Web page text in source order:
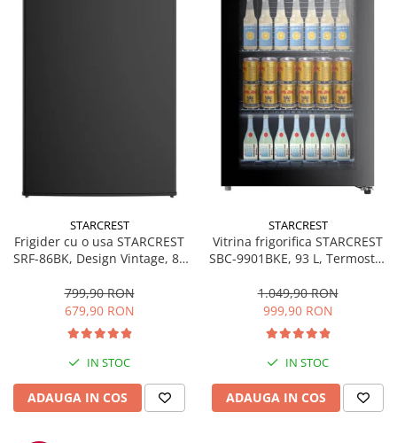
Accesorii aparate climatizare
Aeroterme
Aparate de spalat cu presiune
Climatizare
Purificatoare
Ingrijire personala
Aparate & Accesorii ingrijire
personala
STARCREST
Frigider cu o usa STARCREST
SRF-86BK, Design Vintage, 85
interioara, H 84 cm, Negru
799,90 RON
679,90 RON
IN STOC
ADAUGA IN COS
STARCREST
Vitrina frigorifica STARCREST
SBC-9901BKE, 93 L, Termostat
sticla, H 84.5 cm, Negru
1.049,90 RON
999,90 RON
IN STOC
ADAUGA IN COS